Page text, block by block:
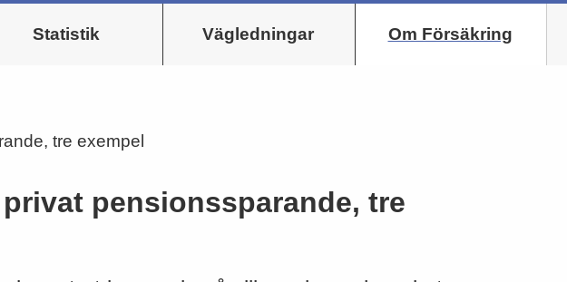
Statistik Vägledningar Om Försäkring
tre exempel
pensionssparande, tre